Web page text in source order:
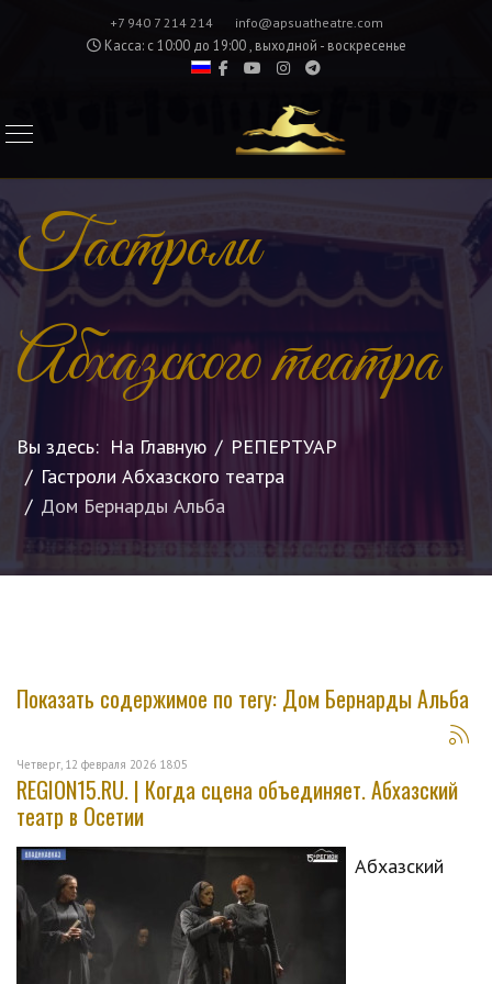
+7 940 7 214 214 info@apsuatheatre.com
Касса: с 10:00 до 19:00 , выходной - воскресенье
Гастроли
Абхазского театра
Вы здесь: На Главную
РЕПЕРТУАР
Гастроли Абхазского театра
Дом Бернарды Альба
Показать содержимое по тегу: Дом Бернарды Альба
Четверг, 12 февраля 2026 18:05
REGION15.RU. | Когда сцена объединяет. Абхазский
театр в Осетии
Абхазский